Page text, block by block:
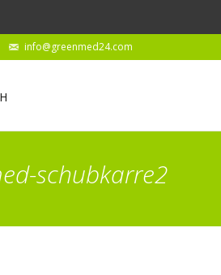
info@greenmed24.com
schubkarre2